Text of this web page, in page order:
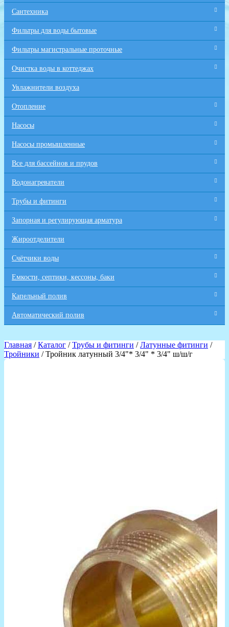
Сантехника
Фильтры для воды бытовые
Фильтры магистральные проточные
Очистка воды в коттеджах
Увлажнители воздуха
Отопление
Насосы
Насосы промышленные
Все для бaссейнов и прудов
Водонагреватели
Трубы и фитинги
Запорная и регулирующая арматура
Жироотделители
Счётчики воды
Емкости, септики, кессоны, баки
Капельный полив
Автоматический полив
Главная /Каталог /Трубы и фитинги /Латунные фитинги /
Тройники / Тройник латунный 3/4"* 3/4" * 3/4" ш/ш/г